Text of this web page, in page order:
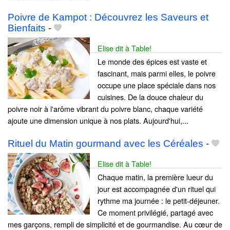
Poivre de Kampot : Découvrez les Saveurs et
Bienfaits -
Elise dit à Table!
Le monde des épices est vaste et
fascinant, mais parmi elles, le poivre
occupe une place spéciale dans nos
cuisines. De la douce chaleur du
poivre noir à l'arôme vibrant du poivre blanc, chaque variété
ajoute une dimension unique à nos plats. Aujourd'hui,...
Rituel du Matin gourmand avec les Céréales -
Elise dit à Table!
Chaque matin, la première lueur du
jour est accompagnée d'un rituel qui
rythme ma journée : le petit-déjeuner.
Ce moment privilégié, partagé avec
mes garçons, rempli de simplicité et de gourmandise. Au cœur de